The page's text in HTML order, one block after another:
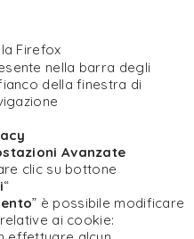
Firefox
nella barra degli
della finestra di
Avanzate
clic su bottone
“
” è possibile modificare
ai cookie: